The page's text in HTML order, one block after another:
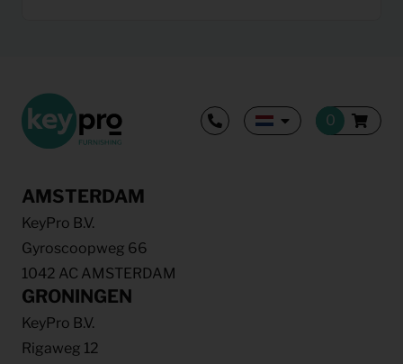
AMSTERDAM
KeyPro B.V.
Gyroscoopweg 66
1042 AC AMSTERDAM
GRONINGEN
KeyPro B.V.
Rigaweg 12